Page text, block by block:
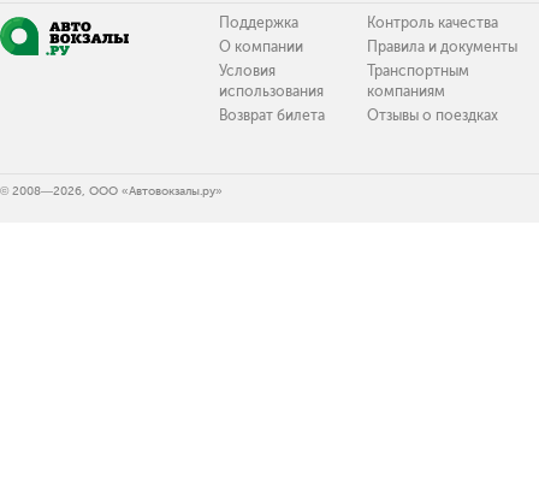
Поддержка
О компании
Условия
использования
Возврат билета
Контроль качества
Правила и документы
Транспортным
компаниям
Отзывы о поездках
© 2008—2026, ООО «Автовокзалы.ру»